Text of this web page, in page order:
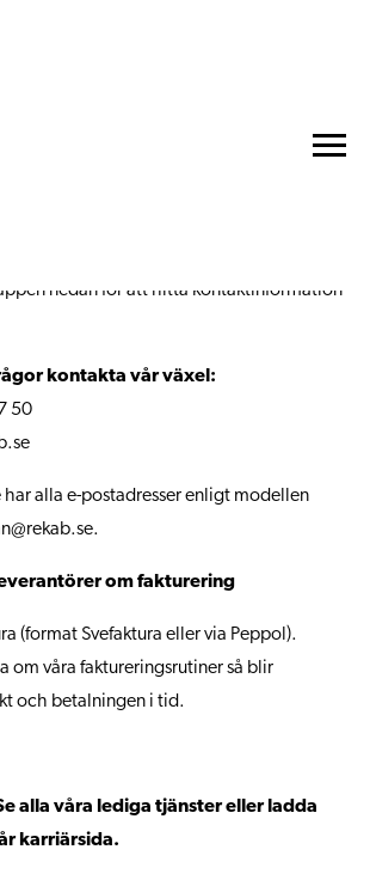
nedan för att hitta kontaktinformation
kontakta vår växel:
50
alla e-postadresser enligt modellen
om fakturering
(format Svefaktura eller via Peppol).
om våra faktureringsrutinerså blir
och betalningen i tid.
alla våra lediga tjänster eller ladda
karriärsida.